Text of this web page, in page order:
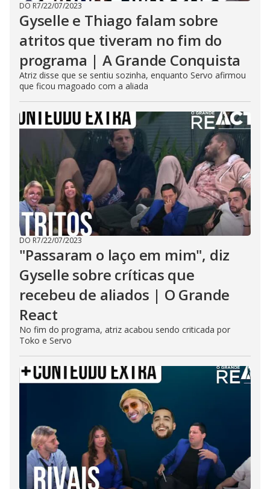
DO R7/22/07/2023
Gyselle e Thiago falam sobre
atritos que tiveram no fim do
programa | A Grande Conquista
Atriz disse que se sentiu sozinha, enquanto Servo afirmou
que ficou magoado com a aliada
DO R7/22/07/2023
"Passaram o laço em mim", diz
Gyselle sobre críticas que
recebeu de aliados | O Grande
React
No fim do programa, atriz acabou sendo criticada por
Toko e Servo